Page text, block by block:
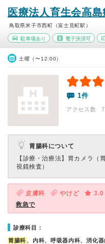
医療法人育生会高
鳥取県米子市西町（富士見町駅）
駐車場あり 電子決済可
土曜（〜12:00）
1件
アクセス数 7
胃腸科について
【診療・治療法】 胃カメラ（
視鏡検査）
皮膚科 やけど
3.0
救急で
診療科目：
胃腸科 、内科、呼吸器内科、消化